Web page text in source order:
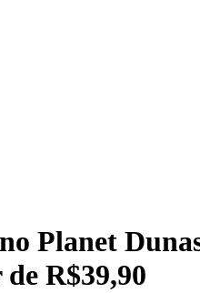
Planet
R$39,90